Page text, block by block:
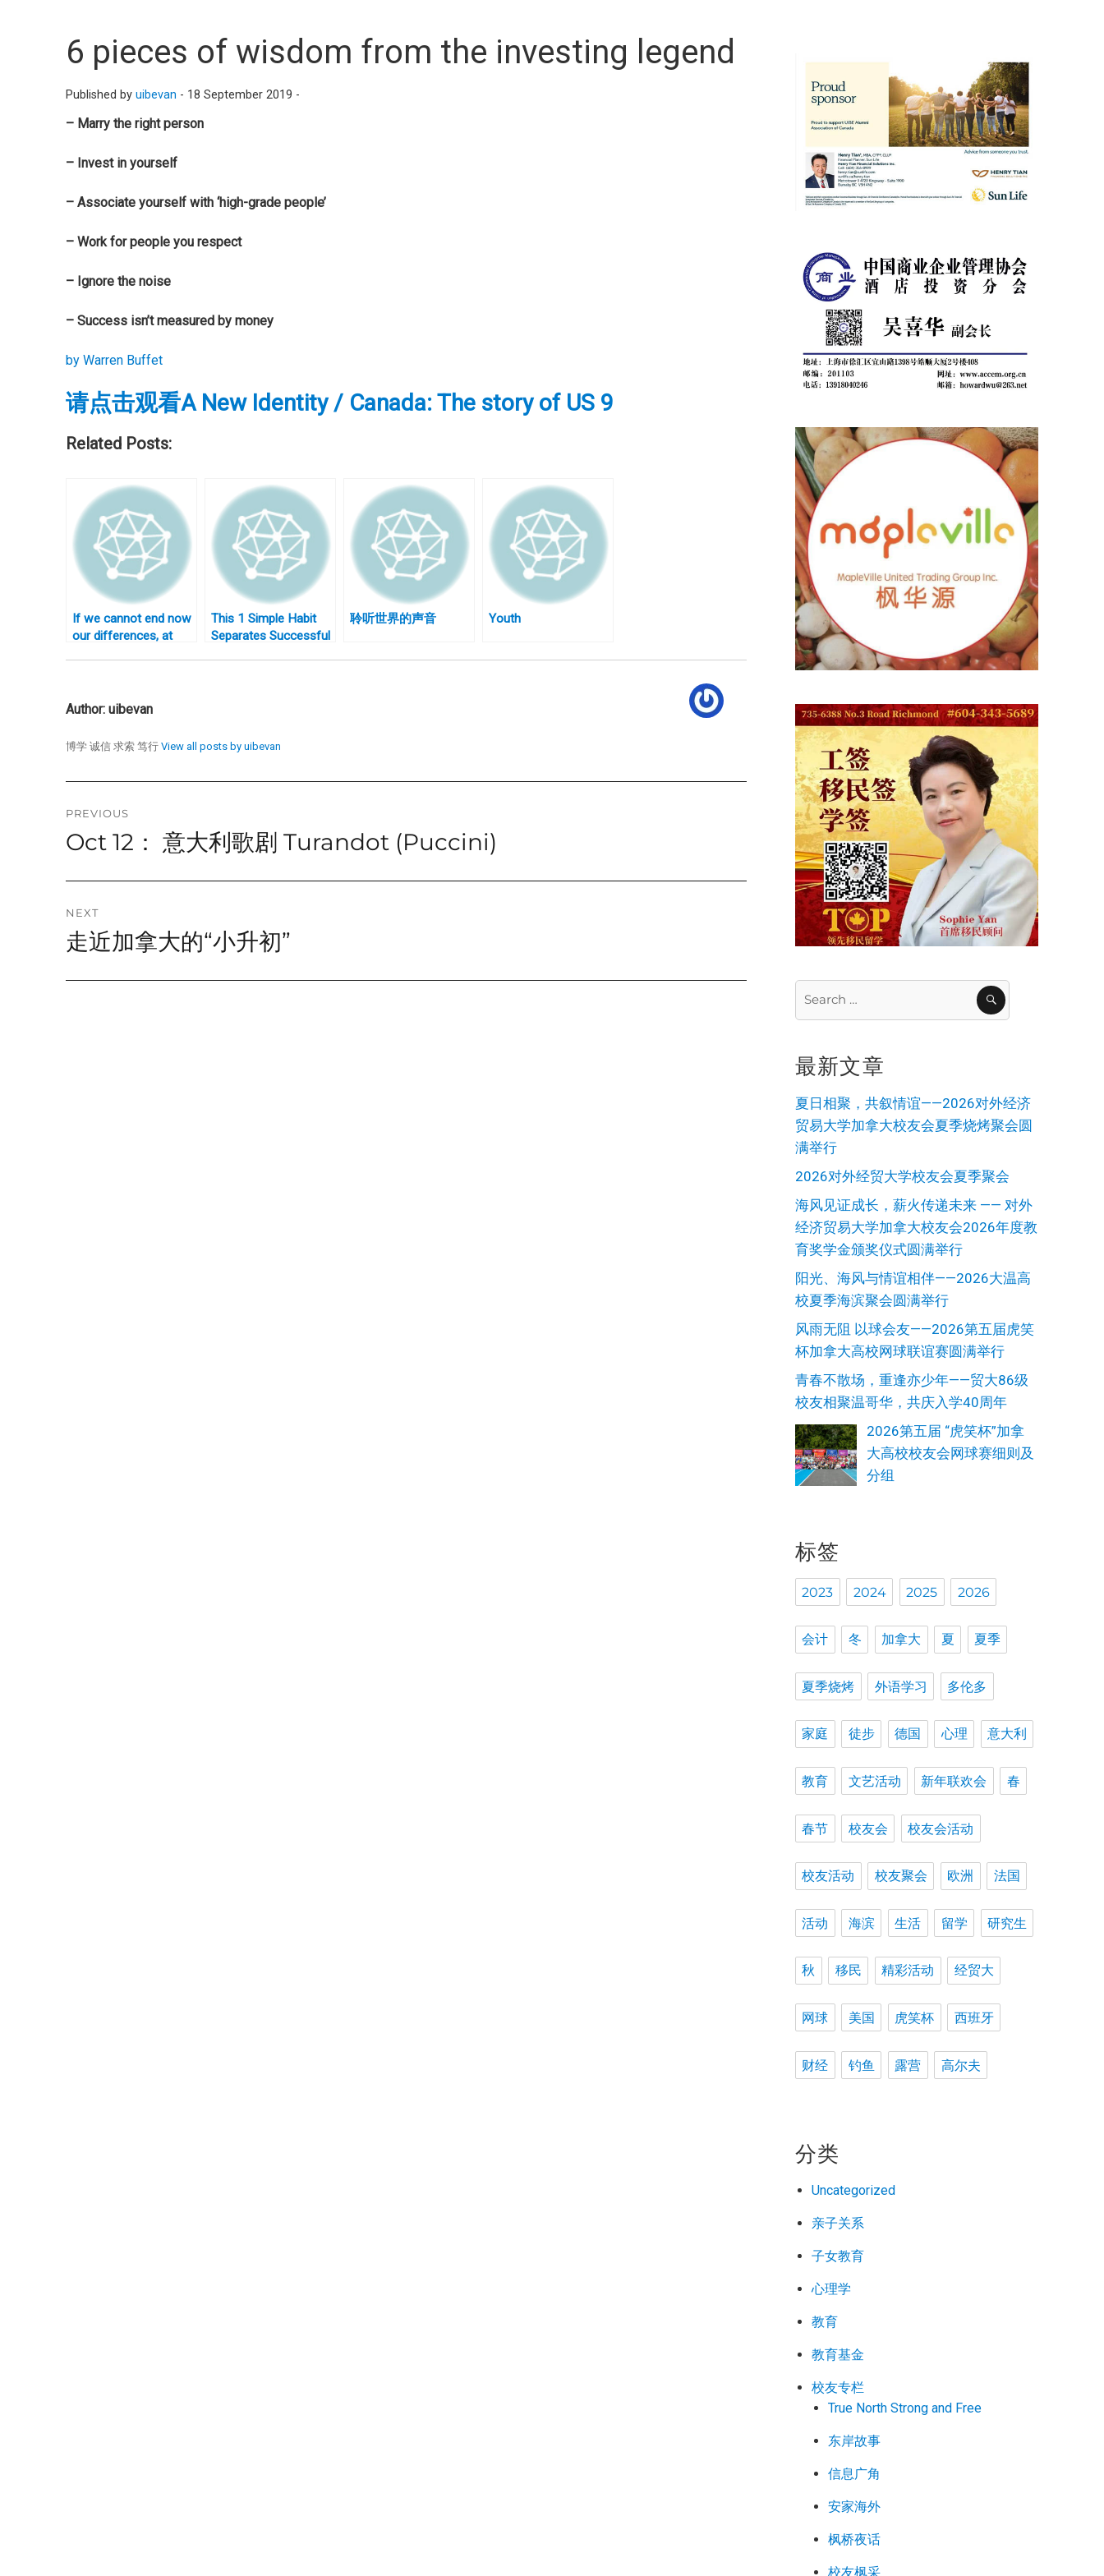
6 pieces of wisdom from the investing legend
Published byuibevan - 18 September 2019 -
– Marry the right person
– Invest in yourself
– Associate yourself with ‘high-grade people’
– Work for people you respect
– Ignore the noise
– Success isn’t measured by money
by Warren Buffet
请点击观看A New Identity / Canada: The story of US 9
Related Posts:
If we cannot end now
our differences, at
This 1 Simple Habit
Separates Successful
聆听世界的声音 Youth
Author: uibevan
博学 诚信 求索 笃行View all posts by uibevan
Post
navigation
PREVIOUS
Previous
Oct 12： 意大利歌剧 Turandot (Puccini)
NEXT
Next
走近加拿大的“小升初”
SEARCH
最新文章
夏日相聚，共叙情谊——2026对外经济
贸易大学加拿大校友会夏季烧烤聚会圆
满举行
2026对外经贸大学校友会夏季聚会
海风见证成长，薪火传递未来 —— 对外
经济贸易大学加拿大校友会2026年度教
育奖学金颁奖仪式圆满举行
阳光、海风与情谊相伴——2026大温高
校夏季海滨聚会圆满举行
风雨无阻 以球会友——2026第五届虎笑
杯加拿大高校网球联谊赛圆满举行
青春不散场，重逢亦少年——贸大86级
校友相聚温哥华，共庆入学40周年
2026第五届 “虎笑杯”加拿
大高校校友会网球赛细则及
分组
标签
2023 2024 2025 2026
会计 冬 加拿大 夏 夏季
夏季烧烤 外语学习 多伦多
家庭 徒步 德国 心理 意大利
教育 文艺活动 新年联欢会 春
春节 校友会 校友会活动
校友活动 校友聚会 欧洲 法国
活动 海滨 生活 留学 研究生
秋 移民 精彩活动 经贸大
网球 美国 虎笑杯 西班牙
财经 钓鱼 露营 高尔夫
分类
Uncategorized
亲子关系
子女教育
心理学
教育
教育基金
校友专栏
True North Strong and Free
东岸故事
信息广角
安家海外
枫桥夜话
校友枫采